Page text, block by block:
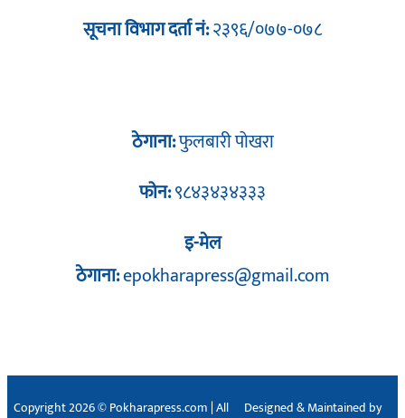
सूचना विभाग दर्ता नं:२३९६/०७७-०७८
ठेगाना:फुलबारी पोखरा
फोन:९८४३४३४३३३
इ-मेल
ठेगाना:epokharapress@gmail.com
Copyright 2026 © Pokharapress.com | All Designed & Maintained by